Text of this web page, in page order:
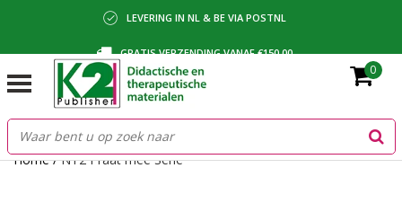
LEVERING IN NL & BE VIA POSTNL
GRATIS VERZENDING VANAF €150,00
BETALING VIA IDEAL, BANCONTACT OF FACTUUR
0
Home/NT2 Praat mee Serie